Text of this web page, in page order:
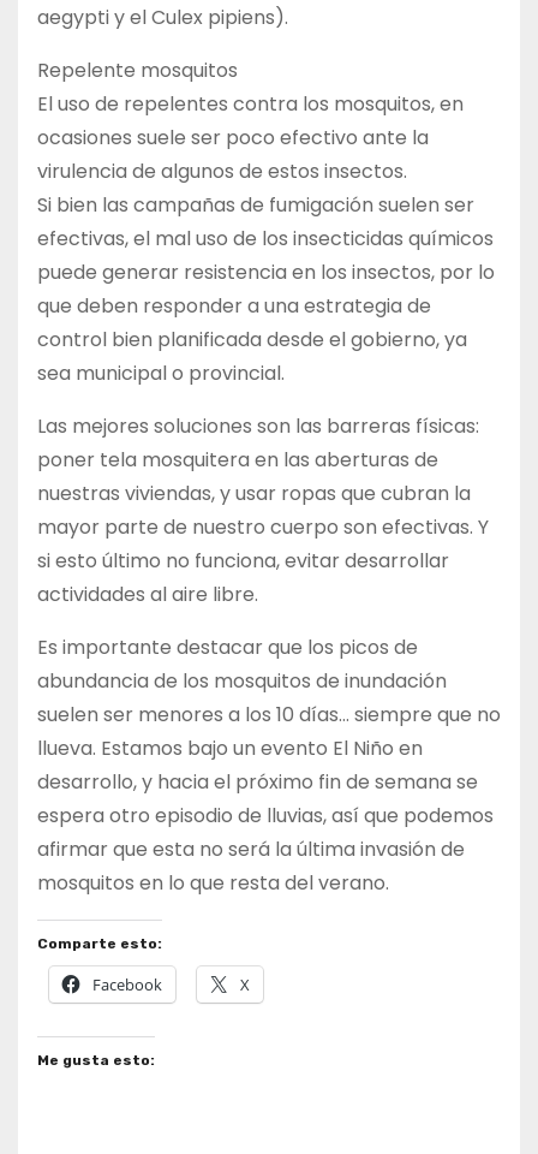
aegypti y el Culex pipiens).
Repelente mosquitos
El uso de repelentes contra los mosquitos, en
ocasiones suele ser poco efectivo ante la
virulencia de algunos de estos insectos.
Si bien las campañas de fumigación suelen ser
efectivas, el mal uso de los insecticidas químicos
puede generar resistencia en los insectos, por lo
que deben responder a una estrategia de
control bien planificada desde el gobierno, ya
sea municipal o provincial.
Las mejores soluciones son las barreras físicas:
poner tela mosquitera en las aberturas de
nuestras viviendas, y usar ropas que cubran la
mayor parte de nuestro cuerpo son efectivas. Y
si esto último no funciona, evitar desarrollar
actividades al aire libre.
Es importante destacar que los picos de
abundancia de los mosquitos de inundación
suelen ser menores a los 10 días… siempre que no
llueva. Estamos bajo un evento El Niño en
desarrollo, y hacia el próximo fin de semana se
espera otro episodio de lluvias, así que podemos
afirmar que esta no será la última invasión de
mosquitos en lo que resta del verano.
Comparte esto:
Facebook X
Me gusta esto: